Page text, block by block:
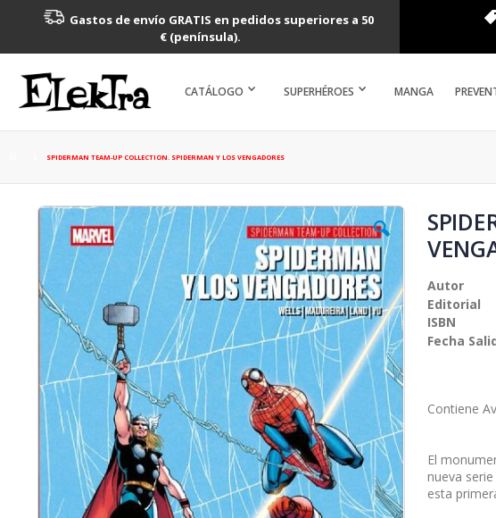
Gastos de envío GRATIS en pedidos superiores a 50
€ (península).
CATÁLOGO SUPERHÉROES MANGA
SPIDERMAN TEAM-UP COLLECTION. SPIDERMAN Y LOS VENGADORES
Saltar
final
de
la
galería
de
imágenes
Autor
Editorial
ISBN
Fecha
Contiene
El
nueva
esta